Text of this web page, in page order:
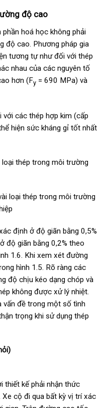
độ cao
hoá học không phải
độ cao. Phương pháp gia
tương tự như đối với thép
nhau của các nguyên tố
hơn (Fy = 690 MPa) và
các thép hợp kim (cấp
hiện sức kháng gỉ tốt nhất
loại thép trong môi trường
định ở độ giãn bằng 0,5%
độ giãn bằng 0,2% theo
1.6. Khi xem xét đường
hình 1.5. Rõ ràng các
độ chịu kéo dạng chóp và
không được xử lý nhiệt.
vấn đề trong một số tình
trọng khi sử dụng thép
thiết kế phải nhận thức
cộ đi qua bất kỳ vị trí xác